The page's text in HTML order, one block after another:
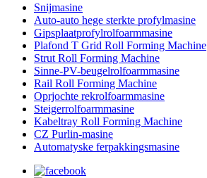
Snijmasine
Auto-auto hege sterkte profylmasine
Gipsplaatprofylrolfoarmmasine
Plafond T Grid Roll Forming Machine
Strut Roll Forming Machine
Sinne-PV-beugelrolfoarmmasine
Rail Roll Forming Machine
Oprjochte rekrolfoarmmasine
Steigerrolfoarmmasine
Kabeltray Roll Forming Machine
CZ Purlin-masine
Automatyske ferpakkingsmasine